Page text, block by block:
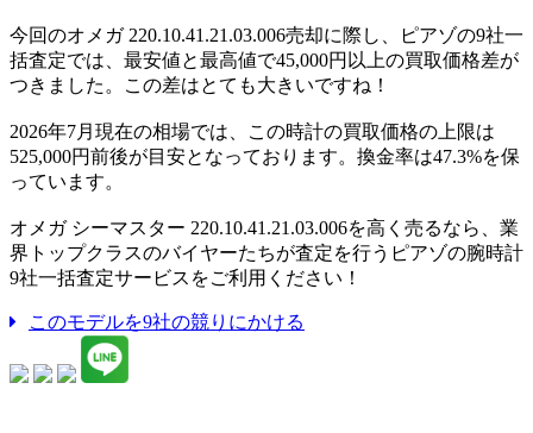
今回のオメガ 220.10.41.21.03.006売却に際し、ピアゾの9社一
括査定では、最安値と最高値で45,000円以上の買取価格差が
つきました。この差はとても大きいですね！
2026年7月現在の相場では、この時計の買取価格の上限は
525,000円前後が目安となっております。換金率は47.3%を保
っています。
オメガ シーマスター 220.10.41.21.03.006を高く売るなら、業
界トップクラスのバイヤーたちが査定を行うピアゾの腕時計
9社一括査定サービスをご利用ください！
このモデルを9社の競りにかける